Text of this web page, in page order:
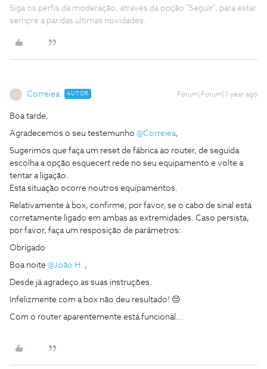
Siga os perfis da moderação, através da opção "Seguir", para estar
sempre a par das ultimas novidades.
C Correiea AUTOR Forum|Forum|1 year ago
Boa tarde,
Agradecemos o seu testemunho ​ @Correiea,
Sugerimos que faça um reset de fábrica ao router, de seguida
escolha a opção esquecert rede no seu equipamento e volte a
tentar a ligação.
Esta situação ocorre noutros equipamentos.
Relativamente à box, confirme, por favor, se o cabo de sinal está
corretamente ligado em ambas as extremidades. Caso persista,
por favor, faça um resposição de parâmetros:
Obrigado
Boa noite ​ @João H. ,
Desde já agradeço as suas instruções.
Infelizmente com a box não deu resultado! 😔
Com o router aparentemente está funcional...